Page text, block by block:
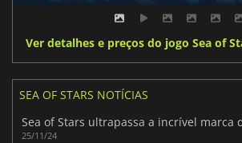
Ver detalhes e preços do jogo Sea of
SEA OF STARS NOTÍCIAS
25/11/24